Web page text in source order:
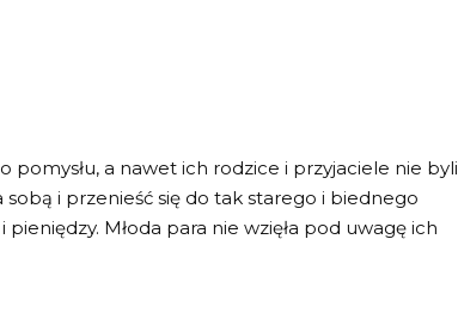
pomysłu, a nawet ich rodzice i przyjaciele nie byli
i przenieść się do tak starego i biednego
Młoda para nie wzięła pod uwagę ich